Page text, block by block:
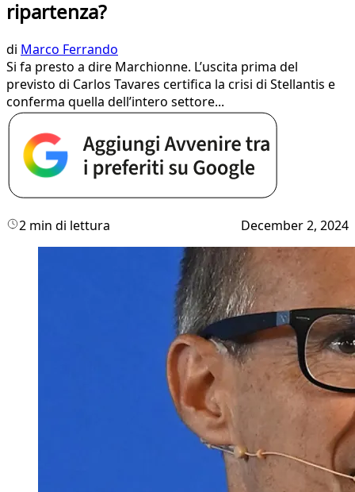
ripartenza?
di Marco Ferrando
Si fa presto a dire Marchionne. L’uscita prima del
previsto di Carlos Tavares certifica la crisi di Stellantis e
conferma quella dell’intero settore...
2 min di lettura December 2, 2024